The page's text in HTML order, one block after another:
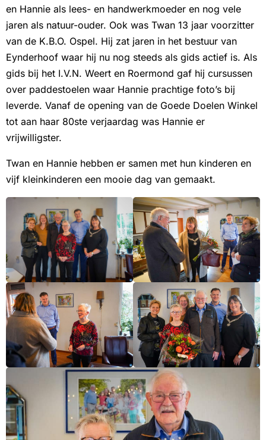
en Hannie als lees- en handwerkmoeder en nog vele
jaren als natuur-ouder. Ook was Twan 13 jaar voorzitter
van de K.B.O. Ospel. Hij zat jaren in het bestuur van
Eynderhoof waar hij nu nog steeds als gids actief is. Als
gids bij het I.V.N. Weert en Roermond gaf hij cursussen
over paddestoelen waar Hannie prachtige foto’s bij
leverde. Vanaf de opening van de Goede Doelen Winkel
tot aan haar 80ste verjaardag was Hannie er
vrijwilligster.
Twan en Hannie hebben er samen met hun kinderen en
vijf kleinkinderen een mooie dag van gemaakt.